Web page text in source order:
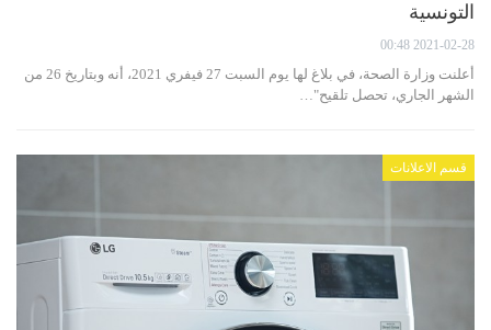
التونسية
2021-02-28 00:48
أعلنت وزارة الصحة، في بلاغ لها يوم السبت 27 فيفري 2021، أنه وبتاريخ 26 من
الشهر الجاري، تحصل تلقيح"…
قسم الاعلانات